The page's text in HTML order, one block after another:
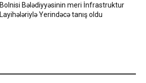
Bolnisi Bələdiyyəsinin meri İnfrastruktur
Layihələriylə Yerindəcə tanış oldu